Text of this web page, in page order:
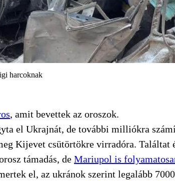
harcoknak
, amit bevettek az oroszok.
el Ukrajnát, de további milliókra
Kijevet csütörtökre virradóra. Találtat
támadás, de Mariupol is
el, az ukránok szerint legalább